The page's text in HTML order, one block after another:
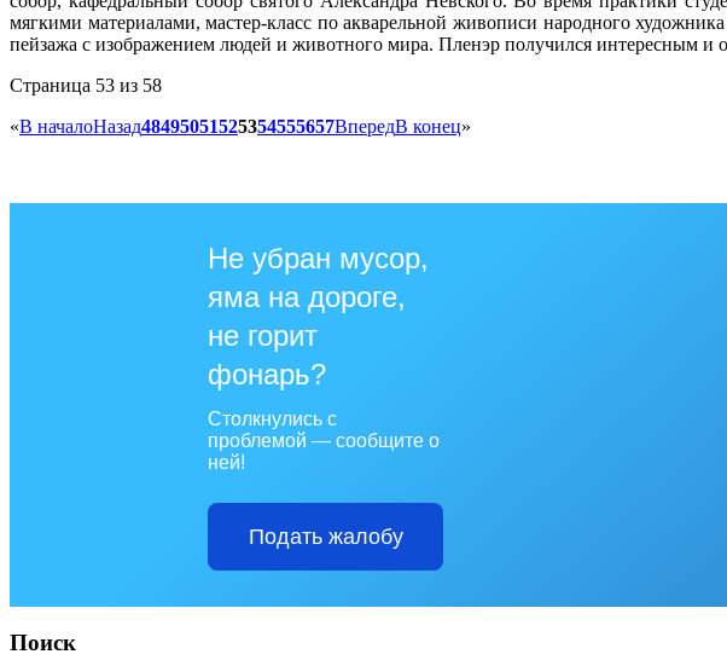
мягкими материалами, мастер-класс по акварельной живописи народного
пейзажа с изображением людей и животного мира. Пленэр получился интересным и
Страница 53 из 58
«В началоНазад48495051525354555657ВпередВ конец»
Не убран мусор,
яма на дороге,
не горит
фонарь?
Столкнулись с
проблемой — сообщите о
ней!
Подать жалобу
Поиск